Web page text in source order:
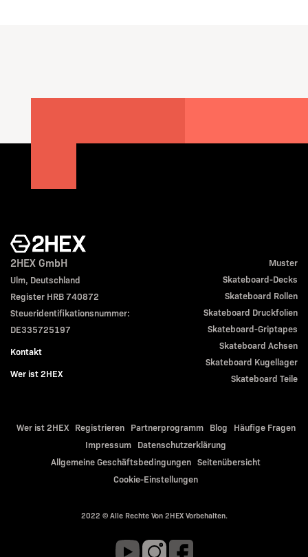
2HEX GmbH
Ulm, Deutschland
Register HRB 740872
Steueridentifikationsnummer:
DE335725197
Kontakt
Wer ist 2HEX
Muster
Skateboard-Decks
Skateboard Rollen
Skateboard Druckfolien
Skateboard-Griptapes
Skateboard Achsen
Skateboard Kugellager
Skateboard Teile
Wer ist 2HEX Registrieren Partnerprogramm Blog
Häufige Fragen
Impressum
Datenschutzerklärung
Allgemeine Geschäftsbedingungen Seitenübersicht
Cookie-Einstellungen
2022 © Alle Rechte Von 2HEX Vorbehalten.